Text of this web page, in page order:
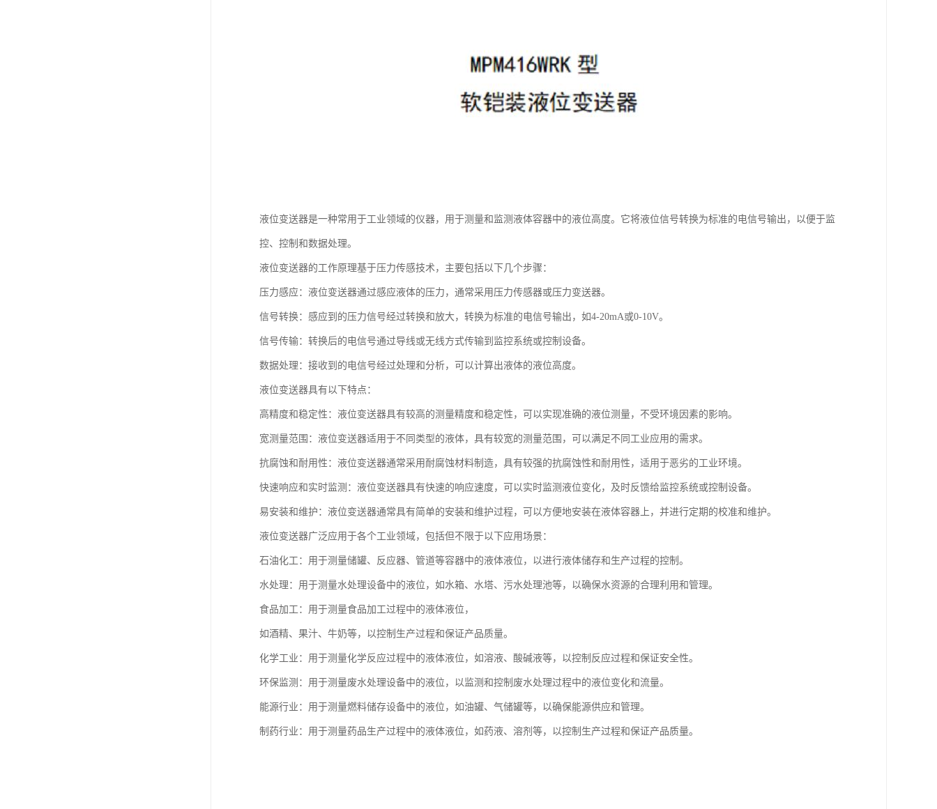
液位变送器是一种常用于工业领域的仪器，用于测量和监测液体容器中的液位高度。它将液位信号转换为标准的电信号输出，以便于监
控、控制和数据处理。
液位变送器的工作原理基于压力传感技术，主要包括以下几个步骤：
压力感应：液位变送器通过感应液体的压力，通常采用压力传感器或压力变送器。
信号转换：感应到的压力信号经过转换和放大，转换为标准的电信号输出，如4-20mA或0-10V。
信号传输：转换后的电信号通过导线或无线方式传输到监控系统或控制设备。
数据处理：接收到的电信号经过处理和分析，可以计算出液体的液位高度。
液位变送器具有以下特点：
高精度和稳定性：液位变送器具有较高的测量精度和稳定性，可以实现准确的液位测量，不受环境因素的影响。
宽测量范围：液位变送器适用于不同类型的液体，具有较宽的测量范围，可以满足不同工业应用的需求。
抗腐蚀和耐用性：液位变送器通常采用耐腐蚀材料制造，具有较强的抗腐蚀性和耐用性，适用于恶劣的工业环境。
快速响应和实时监测：液位变送器具有快速的响应速度，可以实时监测液位变化，及时反馈给监控系统或控制设备。
易安装和维护：液位变送器通常具有简单的安装和维护过程，可以方便地安装在液体容器上，并进行定期的校准和维护。
液位变送器广泛应用于各个工业领域，包括但不限于以下应用场景：
石油化工：用于测量储罐、反应器、管道等容器中的液体液位，以进行液体储存和生产过程的控制。
水处理：用于测量水处理设备中的液位，如水箱、水塔、污水处理池等，以确保水资源的合理利用和管理。
食品加工：用于测量食品加工过程中的液体液位，
如酒精、果汁、牛奶等，以控制生产过程和保证产品质量。
化学工业：用于测量化学反应过程中的液体液位，如溶液、酸碱液等，以控制反应过程和保证安全性。
环保监测：用于测量废水处理设备中的液位，以监测和控制废水处理过程中的液位变化和流量。
能源行业：用于测量燃料储存设备中的液位，如油罐、气储罐等，以确保能源供应和管理。
制药行业：用于测量药品生产过程中的液体液位，如药液、溶剂等，以控制生产过程和保证产品质量。